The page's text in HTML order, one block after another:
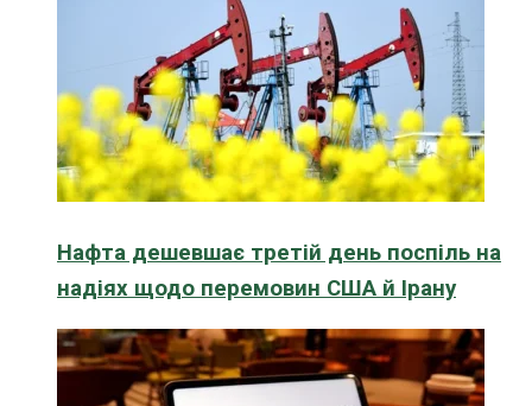
Нафта дешевшає третій день поспіль на
надіях щодо перемовин США й Ірану